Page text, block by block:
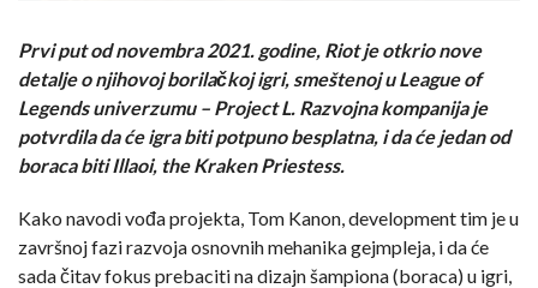
Prvi put od novembra 2021. godine, Riot je otkrio nove
detalje o njihovoj borilačkoj igri, smeštenoj u League of
Legends univerzumu – Project L. Razvojna kompanija je
potvrdila da će igra biti potpuno besplatna, i da će jedan od
boraca biti Illaoi, the Kraken Priestess.
Kako navodi vođa projekta, Tom Kanon, development tim je u
završnoj fazi razvoja osnovnih mehanika gejmpleja, i da će
sada čitav fokus prebaciti na dizajn šampiona (boraca) u igri,